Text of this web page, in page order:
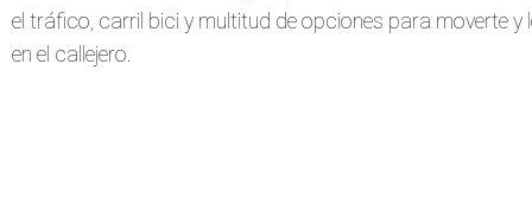
el tráfico, carril bici y multitud de opciones para moverte y
en el callejero.